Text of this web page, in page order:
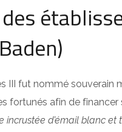
des
III fut nommé
fortunés afin de
incrustée d’émail blanc